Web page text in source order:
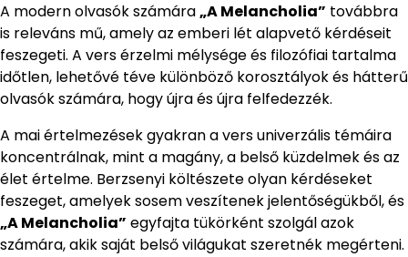
A modern olvasók számára„A Melancholia” továbbra
is releváns mű, amely az emberi lét alapvető kérdéseit
feszegeti. A vers érzelmi mélysége és filozófiai tartalma
időtlen, lehetővé téve különböző korosztályok és hátterű
olvasók számára, hogy újra és újra felfedezzék.
A mai értelmezések gyakran a vers univerzális témáira
koncentrálnak, mint a magány, a belső küzdelmek és az
élet értelme. Berzsenyi költészete olyan kérdéseket
feszeget, amelyek sosem veszítenek jelentőségükből, és
„A Melancholia” egyfajta tükörként szolgál azok
számára, akik saját belső világukat szeretnék megérteni.